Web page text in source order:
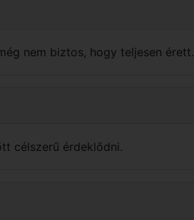
nem biztos, hogy teljesen érett.
célszerű érdeklődni.